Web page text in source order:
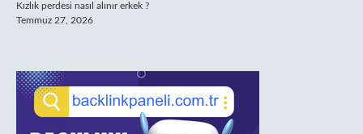
Kızlık perdesi nasıl alınır erkek ?
Temmuz 27, 2026